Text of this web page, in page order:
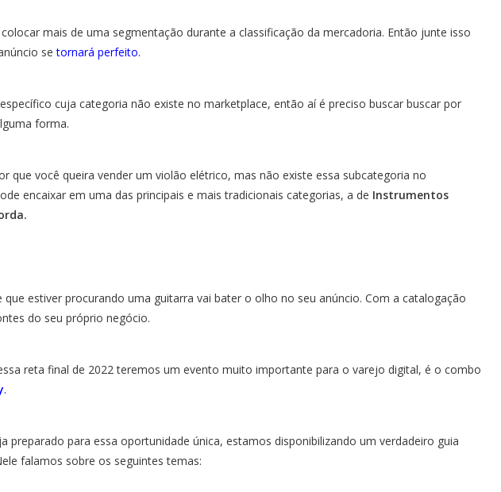
mais de uma segmentação durante a classificação da mercadoria. Então junte isso
setornará perfeito.
cuja categoria não existe no marketplace, então aí é preciso buscar buscar por
forma.
que você queira vender um violão elétrico, mas não existe essa subcategoria no
encaixar em uma das principais e mais tradicionais categorias, a de Instrumentos
estiver procurando uma guitarra vai bater o olho no seu anúncio. Com a catalogação
do seu próprio negócio.
reta final de 2022 teremos um evento muito importante para o varejo digital, é o combo
.
preparado para essa oportunidade única, estamos disponibilizando um verdadeiro guia
falamos sobre os seguintes temas: